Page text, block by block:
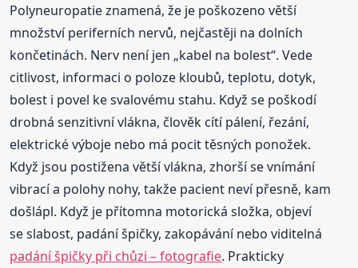
Polyneuropatie znamená, že je poškozeno větší
množství periferních nervů, nejčastěji na dolních
končetinách. Nerv není jen „kabel na bolest“. Vede
citlivost, informaci o poloze kloubů, teplotu, dotyk,
bolest i povel ke svalovému stahu. Když se poškodí
drobná senzitivní vlákna, člověk cítí pálení, řezání,
elektrické výboje nebo má pocit těsných ponožek.
Když jsou postižena větší vlákna, zhorší se vnímání
vibrací a polohy nohy, takže pacient neví přesně, kam
došlápl. Když je přítomna motorická složka, objeví
se slabost, padání špičky, zakopávání nebo viditelná
padání špičky při chůzi – fotografie. Prakticky